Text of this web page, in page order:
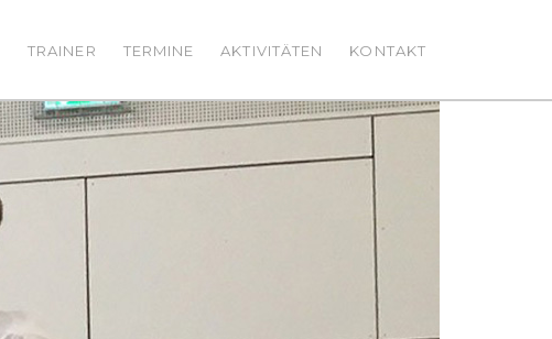
TRAINER TERMINE AKTIVITÄTEN KONTAKT